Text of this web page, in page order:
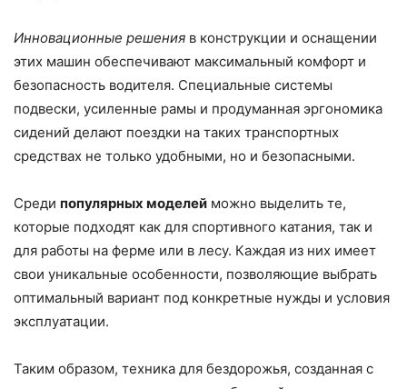
Инновационные решения в конструкции и оснащении
этих машин обеспечивают максимальный комфорт и
безопасность водителя. Специальные системы
подвески, усиленные рамы и продуманная эргономика
сидений делают поездки на таких транспортных
средствах не только удобными, но и безопасными.
Среди популярных моделей можно выделить те,
которые подходят как для спортивного катания, так и
для работы на ферме или в лесу. Каждая из них имеет
свои уникальные особенности, позволяющие выбрать
оптимальный вариант под конкретные нужды и условия
эксплуатации.
Таким образом, техника для бездорожья, созданная с